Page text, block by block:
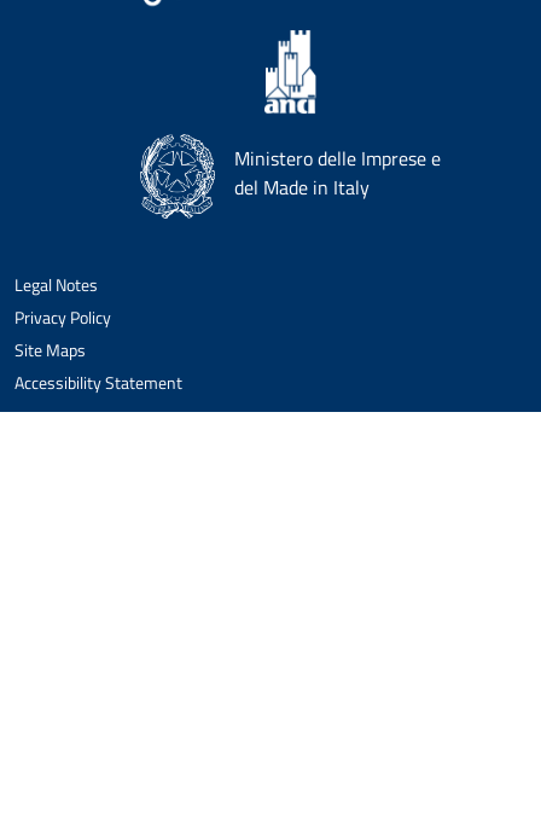
Ministero delle Imprese e
del Made in Italy
Legal Notes
Privacy Policy
Site Maps
Accessibility Statement